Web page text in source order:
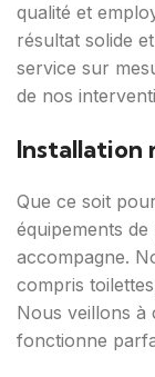
qualité et
résultat solide
service sur
de nos
Installation
Que ce soit
équipements
accompagne.
compris
Nous veillons à
fonctionne